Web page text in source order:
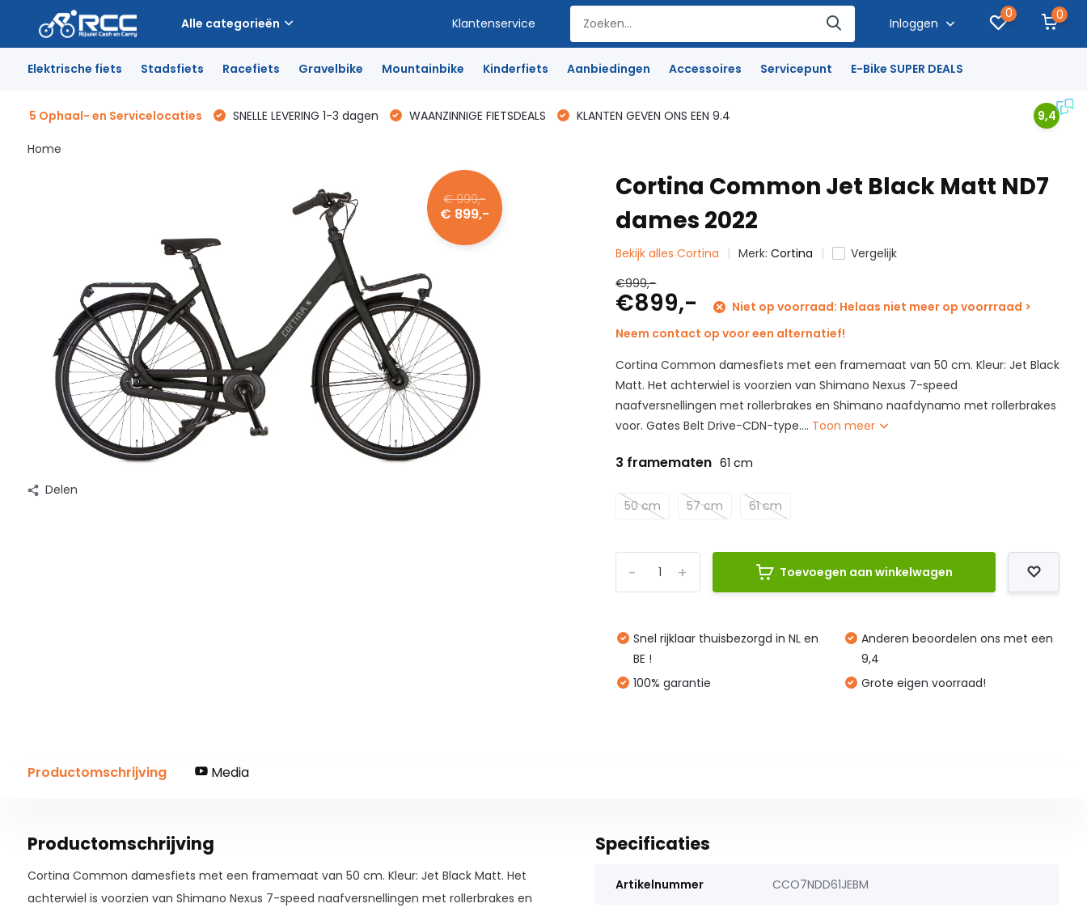
Alle categorieën Klantenservice Inloggen
0 0
Elektrische fiets Stadsfiets Racefiets Gravelbike Mountainbike Kinderfiets Aanbiedingen Accessoires Servicepunt E-Bike SUPER DEALS
5 Ophaal- en Servicelocaties SNELLE LEVERING 1-3 dagen WAANZINNIGE FIETSDEALS KLANTEN GEVEN ONS EEN 9.4 9,4
Home
€ 999,-
€ 899,-
Delen
Cortina Common Jet Black Matt ND7
dames 2022
Bekijk alles Cortina Merk:Cortina
Vergelijk
€999,-
€899,-
Niet op voorraad: Helaas niet meer op voorrraad >
Neem contact op voor een alternatief!
Cortina Common damesfiets met een framemaat van 50 cm. Kleur: Jet Black
Matt. Het achterwiel is voorzien van Shimano Nexus 7-speed
naafversnellingen met rollerbrakes en Shimano naafdynamo met rollerbrakes
voor. Gates Belt Drive-CDN-type.... Toon meer
3 framematen 61 cm
50 cm 57 cm 61 cm
+
- Toevoegen aan winkelwagen
Snel rijklaar thuisbezorgd in NL en
BE !
100% garantie
Anderen beoordelen ons met een
9,4
Grote eigen voorraad!
Productomschrijving Media
Productomschrijving
Cortina Common damesfiets met een framemaat van 50 cm. Kleur: Jet Black Matt. Het
achterwiel is voorzien van Shimano Nexus 7-speed naafversnellingen met rollerbrakes en
Specificaties
Artikelnummer CCO7NDD61JEBM